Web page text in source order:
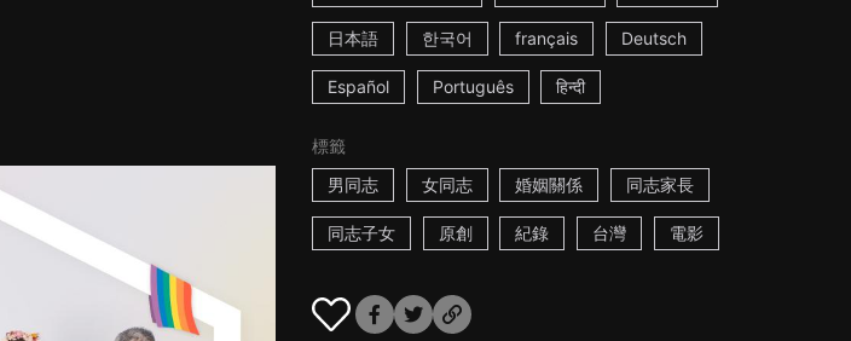
日本語 한국어 français Deutsch
Español Português हिन्दी
標籤
男同志
女同志 婚姻關係 同志家長
同志子女 原創 紀錄 台灣 電影